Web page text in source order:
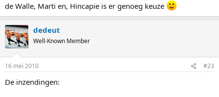
de Walle, Marti en, Hincapie is er genoeg keuze
dedeut
Well-Known Member
16 mei 2010 #23
De inzendingen: